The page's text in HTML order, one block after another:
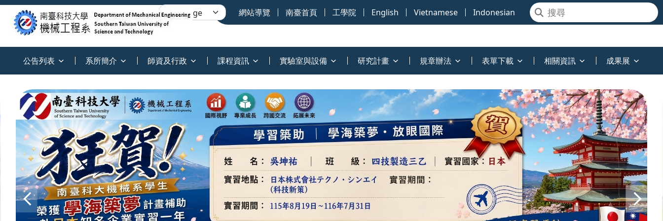
網站導覽 南臺首頁 工學院 English Vietnamese Indonesian
公告列表 系所簡介 師資及行政 課程資訊 實驗室與設備 研究計畫 規章辦法 表單下載 相關資訊 成果展